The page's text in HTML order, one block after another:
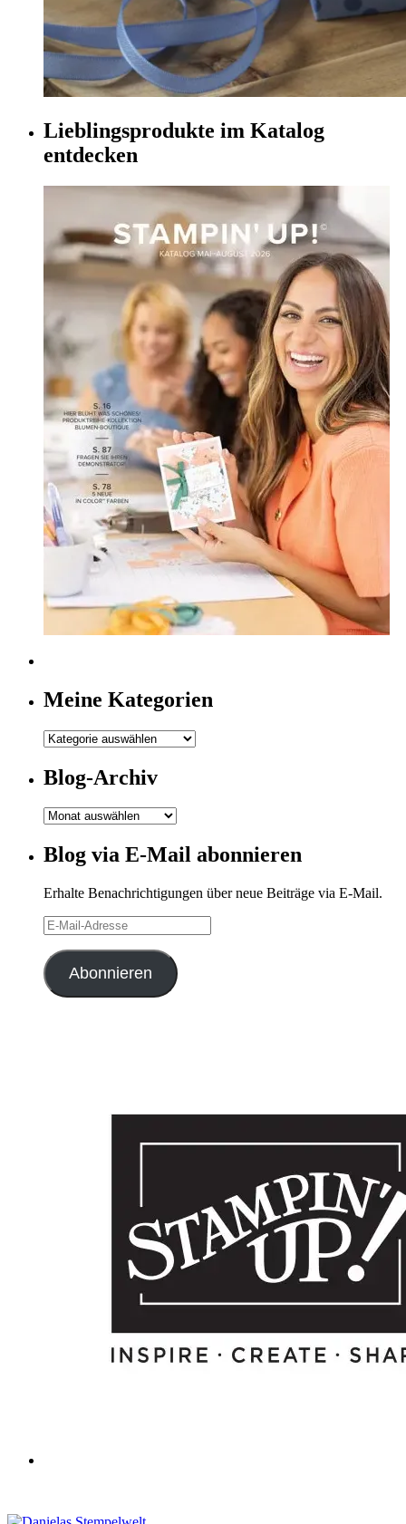
Lieblingsprodukte im Katalog
entdecken
Meine Kategorien
Meine
Blog-Archiv
Blog-
Blog via E-Mail abonnieren
Erhalte Benachrichtigungen über neue Beiträge via E-Mail.
E-
Mail-
Adresse
Abonnieren